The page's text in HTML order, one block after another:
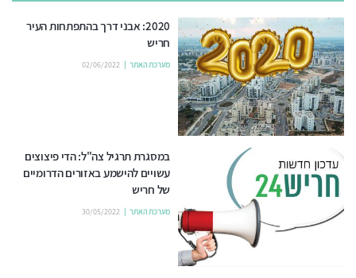
2020: אבני דרך בהתפתחות העיר
חריש
מערכת האתר 02/06/2022
במסגרת תרגיל צה"ל: הדי פיצוצים
עשויים להישמע באזורים הדרומיים
של חריש
מערכת האתר 30/05/2022